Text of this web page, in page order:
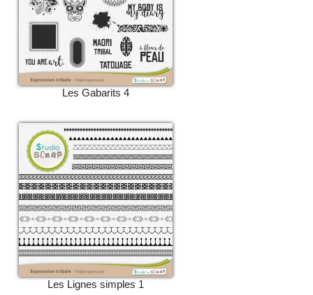
Les Gabarits 4
Les Lignes simples 1